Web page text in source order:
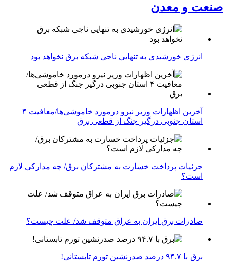
صنعت و معدن
انرژی خورشیدی به تنهایی ناجی شبکه برق نخواهد بود
آخرین اظهارات وزیر نیرو درمورد خاموشی‌ها/معافیت ۴
استان جنوبی درگیر جنگ از قطعی برق
جزئیات پرداخت خسارت به مشترکان برق/ چه مدارکی لازم
است؟
صادرات برق ایران به عراق متوقف شد/ علت چیست؟
برق با ۹۴.۷ درصد صدرنشین تورم تابستانی!